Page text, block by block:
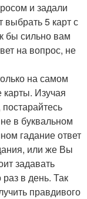
и задали
выбрать 5 карт с
бы сильно вам
на вопрос, не
на самом
Изучая
в буквальном
гадание ответ
или же Вы
задавать
в день. Так
правдивого